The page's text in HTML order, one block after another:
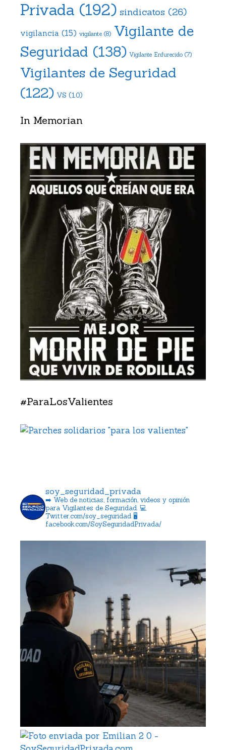
Privada (192) sindicatos (26)
vigilancia (15) vigilante(8) Vigilante de
Seguridad (138) Vigilante Enfurecido (7)
Vigilantes de Seguridad
(122) VS (10)
In Memorian
#ParaLosValientes
soy_seguridad_privada
➡️ Web de noticias, formación, videos y opinión
para Vigilantes de Seguridad. 💻
Twitter.com/soy_seguridad 🖥️
facebook.com/SoySeguridadPrivada/